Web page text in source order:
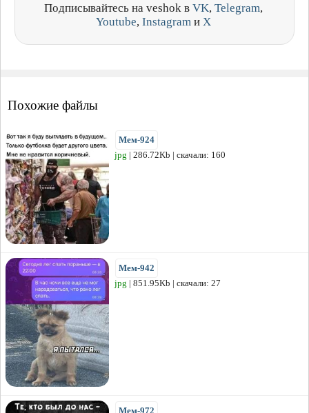
Подписывайтесь на veshok в VK, Telegram,
Youtube, Instagram и X
Похожие файлы
Мем-924
jpg | 286.72Kb | скачали: 160
Мем-942
jpg | 851.95Kb | скачали: 27
Мем-972